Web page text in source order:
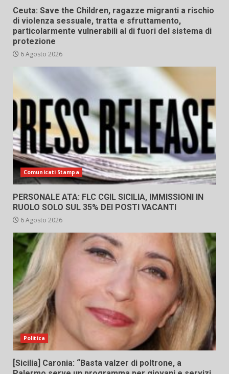
Ceuta: Save the Children, ragazze migranti a rischio
di violenza sessuale, tratta e sfruttamento,
particolarmente vulnerabili al di fuori del sistema di
protezione
6 Agosto 2026
Comunicati Stampa
PERSONALE ATA: FLC CGIL SICILIA, IMMISSIONI IN
RUOLO SOLO SUL 35% DEI POSTI VACANTI
6 Agosto 2026
Politica
[Sicilia] Caronia: “Basta valzer di poltrone, a